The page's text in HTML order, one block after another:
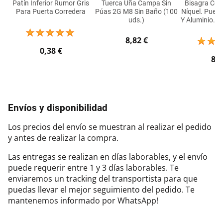
Patín Inferior Rumor Gris
Para Puerta Corredera
0,38 €
Tuerca Uña Campa Sin
Púas 2G M8 Sin Baño (100
uds.)
8,82 €
Bisagra
Níquel.
Y Aluminio.
Envíos y disponibilidad
Los precios del envío se muestran al realizar el pedido
y antes de realizar la compra.
Las entregas se realizan en días laborables, y el envío
puede requerir entre 1 y 3 días laborables. Te
enviaremos un tracking del transportista para que
puedas llevar el mejor seguimiento del pedido. Te
mantenemos informado por WhatsApp!